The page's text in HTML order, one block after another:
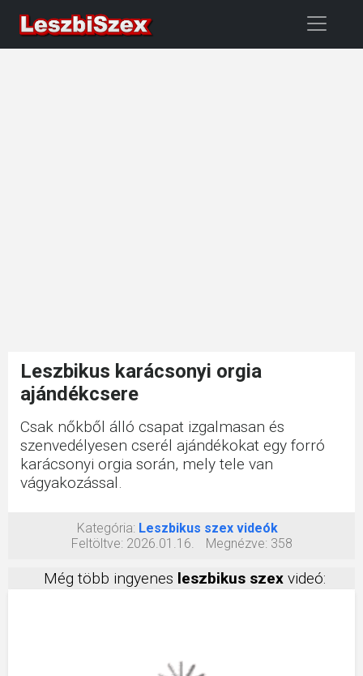
Leszbikus karácsonyi orgia
ajándékcsere
Csak nőkből álló csapat izgalmasan és
szenvedélyesen cserél ajándékokat egy forró
karácsonyi orgia során, mely tele van
vágyakozással.
Kategória: Leszbikus szex videók
Feltöltve: 2026.01.16. Megnézve: 358
Még több ingyenes leszbikus szex videó: